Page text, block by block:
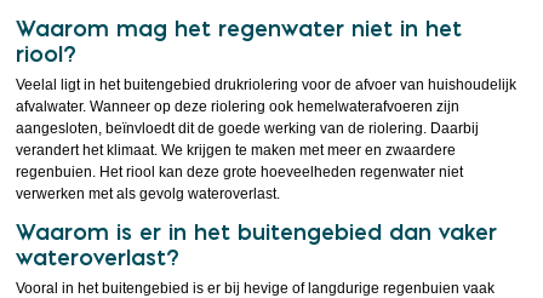
Waarom mag het regenwater niet in het
riool?
Veelal ligt in het buitengebied drukriolering voor de afvoer van huishoudelijk
afvalwater. Wanneer op deze riolering ook hemelwaterafvoeren zijn
aangesloten, beïnvloedt dit de goede werking van de riolering. Daarbij
verandert het klimaat. We krijgen te maken met meer en zwaardere
regenbuien. Het riool kan deze grote hoeveelheden regenwater niet
verwerken met als gevolg wateroverlast.
Waarom is er in het buitengebied dan vaker
wateroverlast?
Vooral in het buitengebied is er bij hevige of langdurige regenbuien vaak